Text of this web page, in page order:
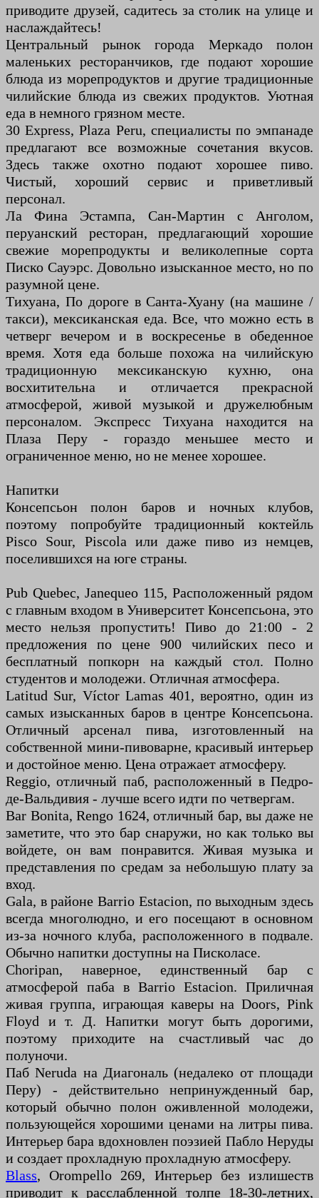
приводите друзей, садитесь за столик на улице и
наслаждайтесь!
Центральный рынок города Меркадо полон
маленьких ресторанчиков, где подают хорошие
блюда из морепродуктов и другие традиционные
чилийские блюда из свежих продуктов. Уютная
еда в немного грязном месте.
30 Express, Plaza Peru, специалисты по эмпанаде
предлагают все возможные сочетания вкусов.
Здесь также охотно подают хорошее пиво.
Чистый, хороший сервис и приветливый
персонал.
Ла Фина Эстампа, Сан-Мартин с Анголом,
перуанский ресторан, предлагающий хорошие
свежие морепродукты и великолепные сорта
Писко Сауэрс. Довольно изысканное место, но по
разумной цене.
Тихуана, По дороге в Санта-Хуану (на машине /
такси), мексиканская еда. Все, что можно есть в
четверг вечером и в воскресенье в обеденное
время. Хотя еда больше похожа на чилийскую
традиционную мексиканскую кухню, она
восхитительна и отличается прекрасной
атмосферой, живой музыкой и дружелюбным
персоналом. Экспресс Тихуана находится на
Плаза Перу - гораздо меньшее место и
ограниченное меню, но не менее хорошее.
Напитки
Консепсьон полон баров и ночных клубов,
поэтому попробуйте традиционный коктейль
Pisco Sour, Piscola или даже пиво из немцев,
поселившихся на юге страны.
Pub Quebec, Janequeo 115, Расположенный рядом
с главным входом в Университет Консепсьона, это
место нельзя пропустить! Пиво до 21:00 - 2
предложения по цене 900 чилийских песо и
бесплатный попкорн на каждый стол. Полно
студентов и молодежи. Отличная атмосфера.
Latitud Sur, Víctor Lamas 401, вероятно, один из
самых изысканных баров в центре Консепсьона.
Отличный арсенал пива, изготовленный на
собственной мини-пивоварне, красивый интерьер
и достойное меню. Цена отражает атмосферу.
Reggio, отличный паб, расположенный в Педро-
де-Вальдивия - лучше всего идти по четвергам.
Bar Bonita, Rengo 1624, отличный бар, вы даже не
заметите, что это бар снаружи, но как только вы
войдете, он вам понравится. Живая музыка и
представления по средам за небольшую плату за
вход.
Gala, в районе Barrio Estacion, по выходным здесь
всегда многолюдно, и его посещают в основном
из-за ночного клуба, расположенного в подвале.
Обычно напитки доступны на Писколасе.
Choripan, наверное, единственный бар с
атмосферой паба в Barrio Estacion. Приличная
живая группа, играющая каверы на Doors, Pink
Floyd и т. Д. Напитки могут быть дорогими,
поэтому приходите на счастливый час до
полуночи.
Паб Neruda на Диагональ (недалеко от площади
Перу) - действительно непринужденный бар,
который обычно полон оживленной молодежи,
пользующейся хорошими ценами на литры пива.
Интерьер бара вдохновлен поэзией Пабло Неруды
и создает прохладную прохладную атмосферу.
Blass, Orompello 269, Интерьер без излишеств
приводит к расслабленной толпе 18-30-летних,